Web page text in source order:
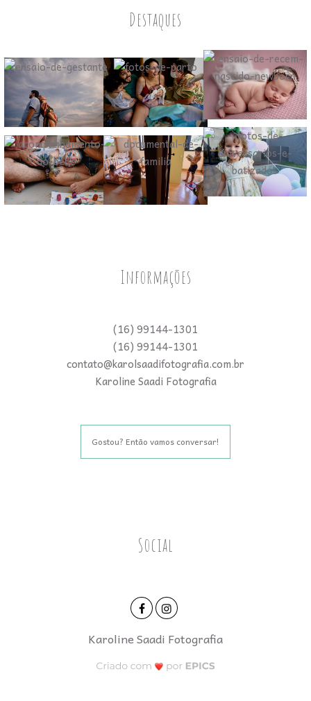
Destaques
Informações
(16) 99144-1301
(16) 99144-1301
contato@karolsaadifotografia.com.br
Karoline Saadi Fotografia
Gostou? Então vamos conversar!
Social
Karoline Saadi Fotografia